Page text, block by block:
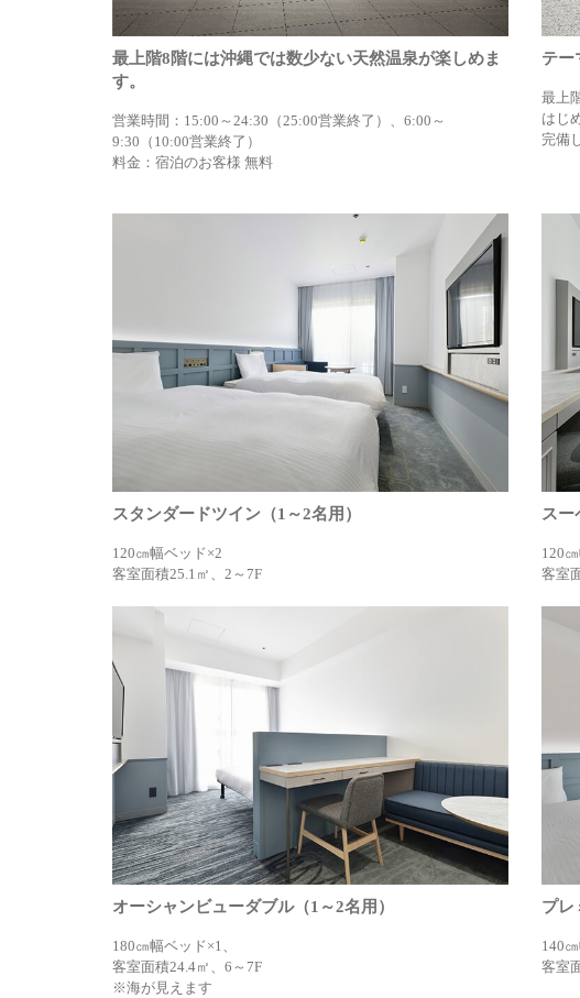
最上階8階には沖縄では数少ない天然温泉が楽しめま
す。
営業時間：15:00～24:30（25:00営業終了）、6:00～
9:30（10:00営業終了）
料金：宿泊のお客様 無料
テー
最上
はじ
完備
スタンダードツイン（1～2名用）
120㎝幅ベッド×2
客室面積25.1㎡、2～7F
スー
120
客室
オーシャンビューダブル（1～2名用）
180㎝幅ベッド×1、
客室面積24.4㎡、6～7F
※海が見えます
プレ
140
客室